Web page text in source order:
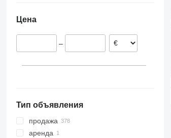
Нидерланды
Латвия
Цена
–
Тип объявления
продажа
аренда